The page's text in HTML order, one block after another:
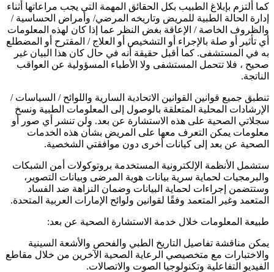
كما ألتزم بإبلاغ الطبيب بكل الحقائق المهمة التي يجب مراعاتها أثناء
إدارة الحالة الطبية للمريض وتاريخه المرضي/ وأمراض الحساسية /
والظروف الخاصة / الإعاقة بغض النظر عما إذا كان لهذه المعلومات
أي تأثير أو صلة بالإجراء أو التشخيص أو العلاج / المقترح أو المضطلع
به في المستشفى. كما أقبل حقيقة أنه في حال كان هذا البيان غير
صحيح ، فلا تتحمل المستشفى ولا الأطباء المسؤولية عن العواقب
الناتجة.
تنطبق جميع قوانين القوانين الاتحادية السارية واللوائح / السياسات /
الإرشادات المحلية المتعلقة بالوصول إلى المعلومات الطبية ونسخ
سجلاتي الصحية على هذه الاستشارة عن بعد. ولن تنشر أي صور أو
معلومات يمكن التعرف معها على المريض بشأن هذه الخدمات
الصحية عن بعد إلى كيانات أخرى دون موافقتي الشخصية.
ستشمل الأنظمة الإلكترونية المستخدمة بروتوكولات أمن الشبكات
والبرمجيات لحماية سرية بيانات هوية المرضى وبيانات التصوير،
وستتضمن إجراءات لحماية البيانات وضمان النزاهة ضد الفساد
المتعمد وغير المتعمد وفقًا لقوانين ولوائح الإمارات العربية المتحدة.
طبيعة المعلومات خلال خدمة الاستشارة الصحية عن بعد:
يمكن مناقشة تفاصيل التاريخ الطبي والفحص والأشعة السينية
والاختبارات مع متخصيصي الرعاية الصحية الآخرين من خلال مقاطع
الفيديو التفاعلية وتكنولوجيا الصوت والاتصالات.